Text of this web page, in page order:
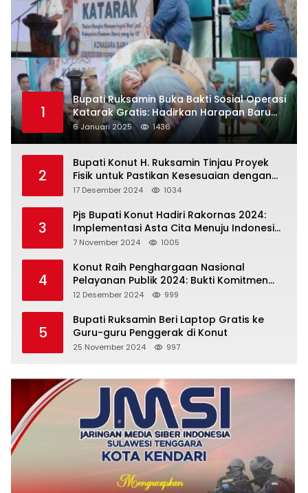
1
Bupati Ruksamin Buka Bakti Sosial Operasi
Katarak Gratis: Hadirkan Harapan Baru
bagi Masyarakat Konut
6 Januari 2025 1436
2
Bupati Konut H. Ruksamin Tinjau Proyek
Fisik untuk Pastikan Kesesuaian dengan
Perencanaan
17 Desember 2024 1034
3
Pjs Bupati Konut Hadiri Rakornas 2024:
Implementasi Asta Cita Menuju Indonesia
Emas
7 November 2024 1005
4
Konut Raih Penghargaan Nasional
Pelayanan Publik 2024: Bukti Komitmen
Menuju Pelayanan Prima
12 Desember 2024 999
5
Bupati Ruksamin Beri Laptop Gratis ke
Guru-guru Penggerak di Konut
25 November 2024 997